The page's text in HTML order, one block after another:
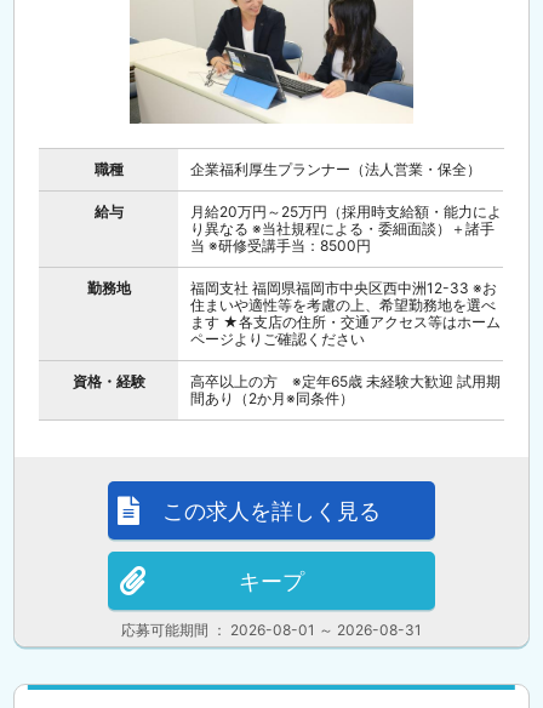
職種 企業福利厚生プランナー（法人営業・保全）
給与
月給20万円～25万円（採用時支給額・能力によ
り異なる ※当社規程による・委細面談）＋諸手
当 ※研修受講手当：8500円
勤務地
福岡支社 福岡県福岡市中央区西中洲12-33 ※お
住まいや適性等を考慮の上、希望勤務地を選べ
ます ★各支店の住所・交通アクセス等はホーム
ページよりご確認ください
資格・経験
高卒以上の方 ※定年65歳 未経験大歓迎 試用期
間あり（2か月※同条件）
応募可能期間 ： 2026-08-01 ～ 2026-08-31
この求人を詳しく見る
キープ